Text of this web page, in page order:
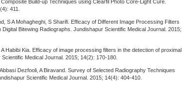
Build-up Techniques using Clearfil Photo Core-Light Cure.
411.
S A Mohagheghi, S Sharifi. Efficacy of Different Image Processing Filters
Bitewing Radiographs. Jundishapur Scientific Medical Journal. 2015;
Habibi Kia. Efficacy of image processing filters in the detection of proximal
Medical Journal. 2015; 14(2): 170-180.
Dezfooli, A Biravand. Survey of Selected Radiography Techniques
Scientific Medical Journal. 2015; 14(4): 404-410.